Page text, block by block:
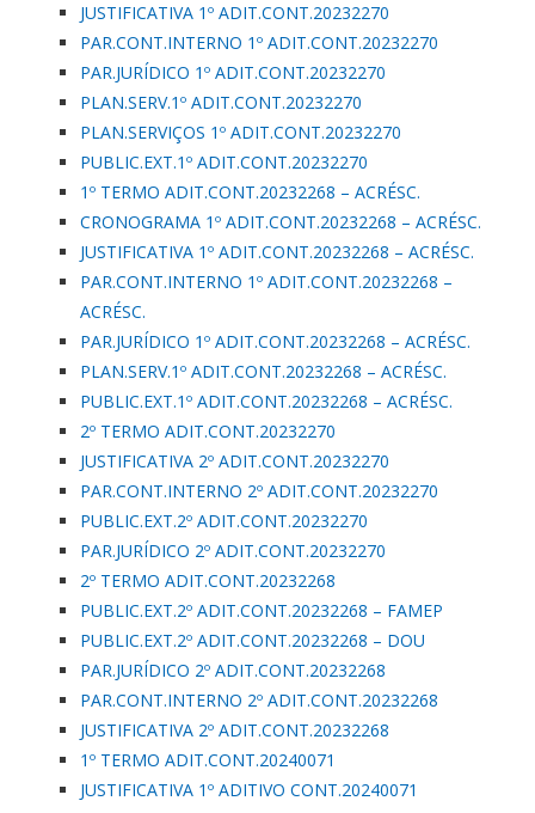
JUSTIFICATIVA 1º ADIT.CONT.20232270
PAR.CONT.INTERNO 1º ADIT.CONT.20232270
PAR.JURÍDICO 1º ADIT.CONT.20232270
PLAN.SERV.1º ADIT.CONT.20232270
PLAN.SERVIÇOS 1º ADIT.CONT.20232270
PUBLIC.EXT.1º ADIT.CONT.20232270
1º TERMO ADIT.CONT.20232268 – ACRÉSC.
CRONOGRAMA 1º ADIT.CONT.20232268 – ACRÉSC.
JUSTIFICATIVA 1º ADIT.CONT.20232268 – ACRÉSC.
PAR.CONT.INTERNO 1º ADIT.CONT.20232268 –
ACRÉSC.
PAR.JURÍDICO 1º ADIT.CONT.20232268 – ACRÉSC.
PLAN.SERV.1º ADIT.CONT.20232268 – ACRÉSC.
PUBLIC.EXT.1º ADIT.CONT.20232268 – ACRÉSC.
2º TERMO ADIT.CONT.20232270
JUSTIFICATIVA 2º ADIT.CONT.20232270
PAR.CONT.INTERNO 2º ADIT.CONT.20232270
PUBLIC.EXT.2º ADIT.CONT.20232270
PAR.JURÍDICO 2º ADIT.CONT.20232270
2º TERMO ADIT.CONT.20232268
PUBLIC.EXT.2º ADIT.CONT.20232268 – FAMEP
PUBLIC.EXT.2º ADIT.CONT.20232268 – DOU
PAR.JURÍDICO 2º ADIT.CONT.20232268
PAR.CONT.INTERNO 2º ADIT.CONT.20232268
JUSTIFICATIVA 2º ADIT.CONT.20232268
1º TERMO ADIT.CONT.20240071
JUSTIFICATIVA 1º ADITIVO CONT.20240071